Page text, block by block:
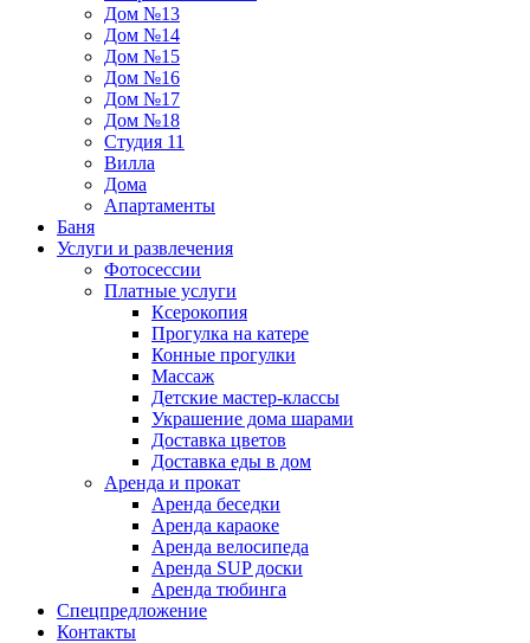
Дом №13
Дом №14
Дом №15
Дом №16
Дом №17
Дом №18
Студия 11
Вилла
Дома
Апартаменты
Баня
Услуги и развлечения
Фотосессии
Платные услуги
Ксерокопия
Прогулка на катере
Конные прогулки
Массаж
Детские мастер-классы
Украшение дома шарами
Доставка цветов
Доставка еды в дом
Аренда и прокат
Аренда беседки
Аренда караоке
Аренда велосипеда
Аренда SUP доски
Аренда тюбинга
Спецпредложение
Контакты